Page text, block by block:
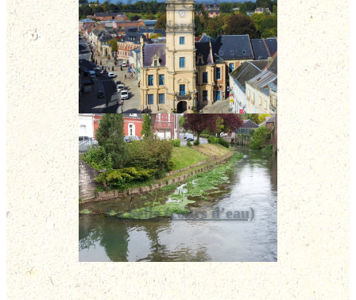
(Nord)
La Selle (cours d’eau)